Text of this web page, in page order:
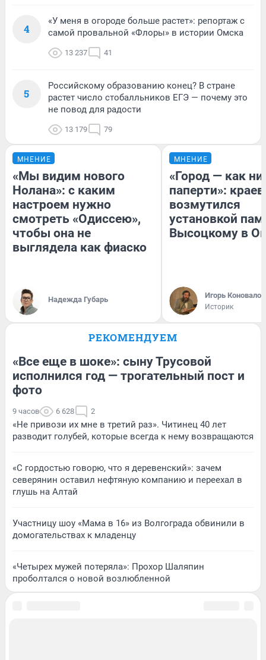
4
«У меня в огороде больше растет»: репортаж с
самой провальной «Флоры» в истории Омска
13 237 41
5
Российскому образованию конец? В стране
растет число стобалльников ЕГЭ — почему это
не повод для радости
13 179 79
МНЕНИЕ
«Мы видим нового
Нолана»: с каким
настроем нужно
смотреть «Одиссею»,
чтобы она не
выглядела как фиаско
Надежда Губарь
МНЕНИЕ
«Город — как
паперти»:
возмутился
установкой
Высоцкому в
Игорь Коновалов
Историк
РЕКОМЕНДУЕМ
«Все еще в шоке»: сыну Трусовой
исполнился год — трогательный пост и
фото
9 часов 6 628 2
«Не привози их мне в третий раз». Читинец 40 лет
разводит голубей, которые всегда к нему возвращаются
«С гордостью говорю, что я деревенский»: зачем
северянин оставил нефтяную компанию и переехал в
глушь на Алтай
Участницу шоу «Мама в 16» из Волгограда обвинили в
домогательствах к младенцу
«Четырех мужей потеряла»: Прохор Шаляпин
проболтался о новой возлюбленной